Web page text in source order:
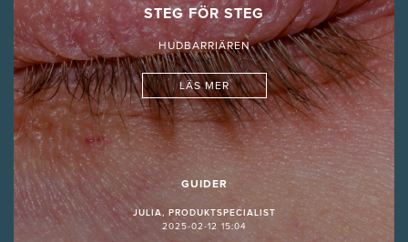
STEG FÖR STEG
HUDBARRIÄREN
LÄS MER
GUIDER
JULIA, PRODUKTSPECIALIST
2025-02-12 15:04